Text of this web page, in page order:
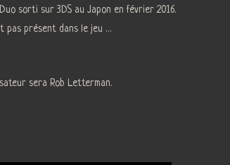
sorti sur 3DS au Japon en février 2016.
pas présent dans le jeu …
sera Rob Letterman.